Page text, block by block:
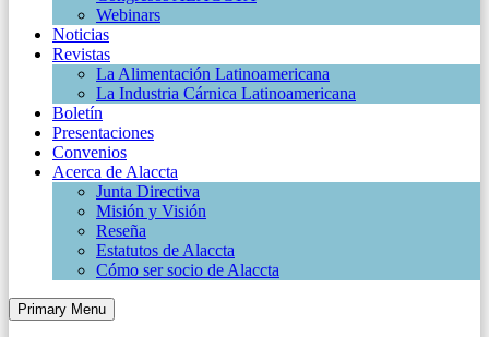
Webinars
Noticias
Revistas
La Alimentación Latinoamericana
La Industria Cárnica Latinoamericana
Boletín
Presentaciones
Convenios
Acerca de Alaccta
Junta Directiva
Misión y Visión
Reseña
Estatutos de Alaccta
Cómo ser socio de Alaccta
Primary Menu